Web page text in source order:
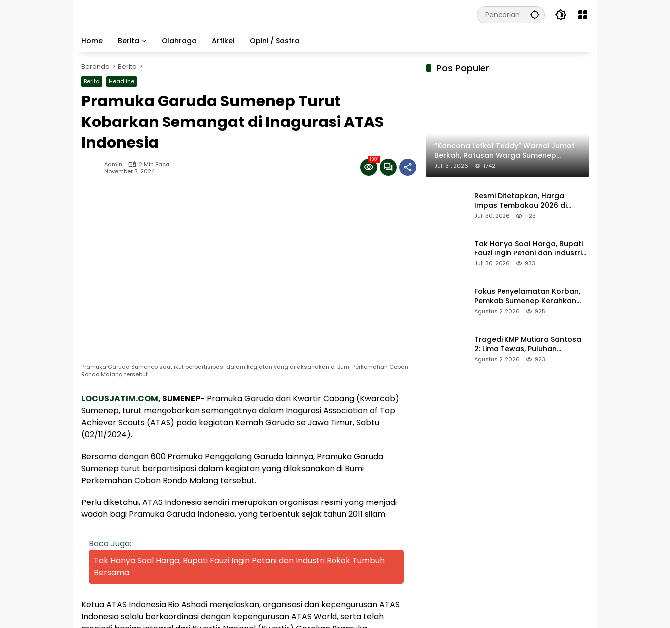
Home
Berita Olahraga Artikel Opini / Sastra
Beranda Berita
Berita Headline
Pramuka Garuda Sumenep Turut
Kobarkan Semangat di Inagurasi ATAS
Indonesia
Admin
2 Min Baca
November 3, 2024
1301
Pramuka Garuda Sumenep saat ikut berpartisipasi dalam kegiatan yang dilaksanakan di Bumi Perkemahan Coban
Rondo Malang tersebut.
LOCUSJATIM.COM, SUMENEP- Pramuka Garuda dari Kwartir Cabang (Kwarcab)
Sumenep, turut mengobarkan semangatnya dalam Inagurasi Association of Top
Achiever Scouts (ATAS) pada kegiatan Kemah Garuda se Jawa Timur, Sabtu
(02/11/2024).
Bersama dengan 600 Pramuka Penggalang Garuda lainnya, Pramuka Garuda
Sumenep turut berpartisipasi dalam kegiatan yang dilaksanakan di Bumi
Perkemahan Coban Rondo Malang tersebut.
Perlu diketahui, ATAS Indonesia sendiri merupakan organisasi resmi yang menjadi
wadah bagi Pramuka Garuda Indonesia, yang terbentuk sejak tahun 2011 silam.
Baca Juga:
Tak Hanya Soal Harga, Bupati Fauzi Ingin Petani dan Industri Rokok Tumbuh
Bersama
Ketua ATAS Indonesia Rio Ashadi menjelaskan, organisasi dan kepengurusan ATAS
Indonesia selalu berkoordinasi dengan kepengurusan ATAS World, serta telah
Pos Populer
“Kancana Letkol Teddy” Warnai Jumat
Berkah, Ratusan Warga Sumenep
Terima Nasi Bungkus
Juli 31, 2026 1742
Resmi Ditetapkan, Harga
Impas Tembakau 2026 di
Sumenep Alami Kenaikan
Juli 30, 2026 1123
Tak Hanya Soal Harga, Bupati
Fauzi Ingin Petani dan Industri
Rokok Tumbuh Bersama
Juli 30, 2026 933
Fokus Penyelamatan Korban,
Pemkab Sumenep Kerahkan
Tim Medis dan Ambulans ke
Agustus 2, 2026 925
Tragedi KMP Mutiara Santosa
2: Lima Tewas, Puluhan
Penumpang Masih Dalam
Agustus 2, 2026 923